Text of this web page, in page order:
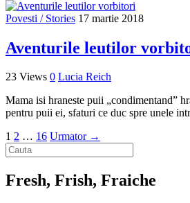
Povesti / Stories 17 martie 2018
Aventurile leutilor
23 Views 0 Lucia Reich
Mama isi hraneste puii „condimentand”
pentru puii ei, sfaturi ce duc spre unele
1 2 … 16 Urmator →
Fresh, Frish, Fraiche